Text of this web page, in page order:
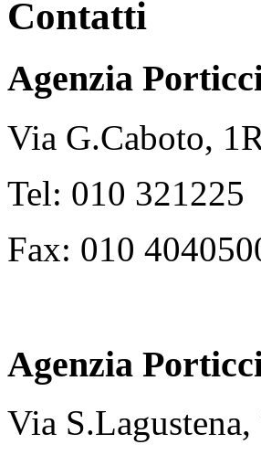
Contatti
Agenzia
Via G.Caboto,
Tel: 010 321225
Fax: 010
Agenzia
Via